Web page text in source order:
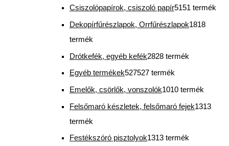
Csiszolópapírok, csiszoló papír5151 termék
Dekopírfűrészlapok, Orrfűrészlapok1818
termék
Drótkefék, egyéb kefék2828 termék
Egyéb termékek527527 termék
Emelők, csörlők, vonszolók1010 termék
Felsőmaró készletek, felsőmaró fejek1313
termék
Festékszóró pisztolyok1313 termék